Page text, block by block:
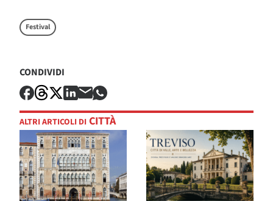
Festival
CONDIVIDI
ALTRI ARTICOLI DI CITTÀ